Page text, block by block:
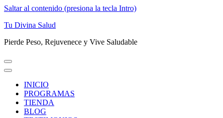
Saltar al contenido (presiona la tecla Intro)
Tu Divina Salud
Pierde Peso, Rejuvenece y Vive Saludable
INICIO
PROGRAMAS
TIENDA
BLOG